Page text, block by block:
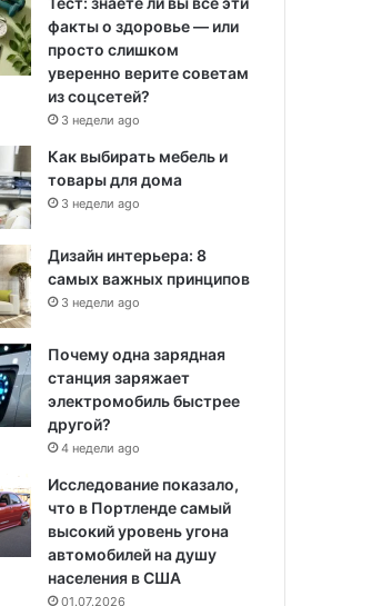
факты о здоровье — или
просто слишком
уверенно верите советам
из соцсетей?
3 недели ago
Как выбирать мебель и
товары для дома
3 недели ago
Дизайн интерьера: 8
самых важных принципов
3 недели ago
Почему одна зарядная
станция заряжает
электромобиль быстрее
другой?
4 недели ago
Исследование показало,
что в Портленде самый
высокий уровень угона
автомобилей на душу
населения в США
01.07.2026